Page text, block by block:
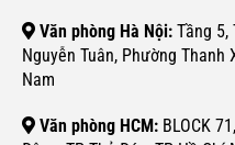
Văn phòng Hà Nội: Tầng 5,
Nguyễn Tuân, Phường Thanh
Nam
Văn phòng HCM: BLOCK